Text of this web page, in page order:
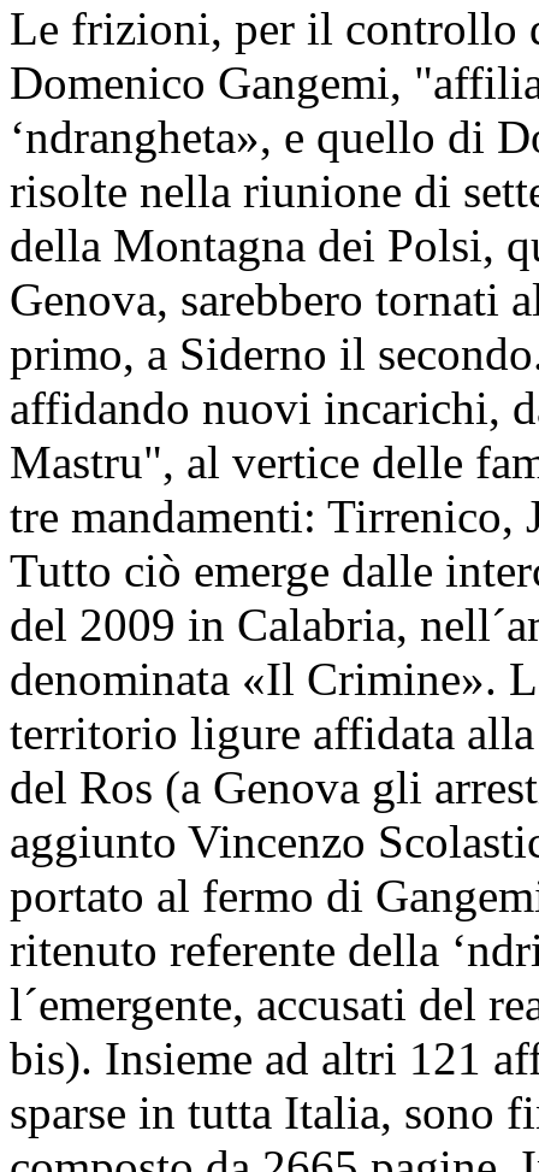
Le frizioni, per il controllo
Domenico Gangemi,
‘ndrangheta», e quello di
risolte nella riunione di
della Montagna dei Polsi,
Genova, sarebbero tornati
primo, a Siderno il
affidando nuovi incarichi,
Mastru", al vertice delle
tre mandamenti: Tirrenico,
Tutto ciò emerge dalle
del 2009 in Calabria,
denominata «Il Crimine».
territorio ligure affidata
del Ros (a Genova gli
aggiunto Vincenzo
portato al fermo di
ritenuto referente della
l´emergente, accusati del
bis). Insieme ad altri 121
sparse in tutta Italia, sono